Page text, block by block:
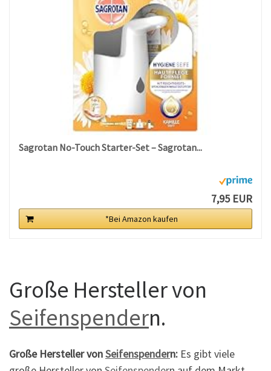
Sagrotan No-Touch Starter-Set – Sagrotan...
7,95 EUR
*Bei Amazon kaufen
Große Hersteller von
Seifenspendern.
Große Hersteller vonSeifenspendern: Es gibt viele